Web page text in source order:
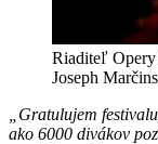
Riaditeľ
Joseph
„Gratulujem
ako 6000 divákov